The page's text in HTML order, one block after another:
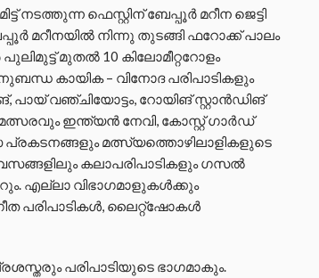
ഫെസ്റ്റിന് ബേപ്പൂര്‍ മറീന ജെട്ടി
മറീനയില്‍ നിന്നു തുടങ്ങി ഫറോക്ക് പാലം
മുതല്‍ 10 കിലോമീറ്ററോളം
കായിക – വിനോദ പരിപാടികളും
പായ് വഞ്ചിയോട്ടം, റോയിങ് സ്റ്റാന്‍ഡിങ്
ഇന്ത്യന്‍ നേവി, കോസ്റ്റ് ഗാര്‍ഡ്
മത്സ്യത്തൊഴിലാളികളുടെ
കലാപരിപാടികളും ഗസല്‍
എല്ലാ വിഭാഗമാളുകള്‍ക്കും
പരിപാടികള്‍, ലൈറ്റ്ഷോകള്‍
പരിപാടിയുടെ ഭാഗമാകും.